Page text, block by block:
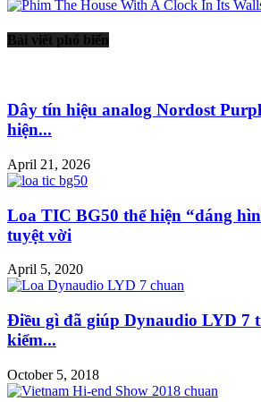
Bài viết phổ biến
Dây tín hiệu analog Nordost
hiện...
April 21, 2026
Loa TIC BG50 thể hiện “dáng
tuyệt vời
April 5, 2020
Điều gì đã giúp Dynaudio LYD 7
kiểm...
October 5, 2018